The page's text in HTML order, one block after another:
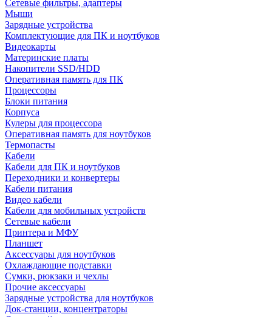
Сетевые фильтры, адаптеры
Мыши
Зарядные устройства
Комплектующие для ПК и ноутбуков
Видеокарты
Материнские платы
Накопители SSD/HDD
Оперативная память для ПК
Процессоры
Блоки питания
Корпуса
Кулеры для процессора
Оперативная память для ноутбуков
Термопасты
Кабели
Кабели для ПК и ноутбуков
Переходники и конвертеры
Кабели питания
Видео кабели
Кабели для мобильных устройств
Сетевые кабели
Принтера и МФУ
Планшет
Аксессуары для ноутбуков
Охлаждающие подставки
Сумки, рюкзаки и чехлы
Прочие аксессуары
Зарядные устройства для ноутбуков
Док-станции, концентраторы